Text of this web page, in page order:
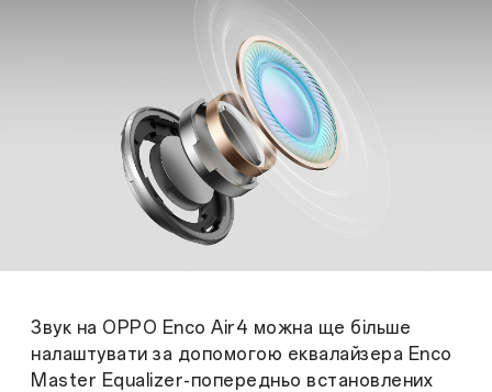
Звук на OPPO Enco Air4 можна ще більше
налаштувати за допомогою еквалайзера Enco
Master Equalizer-попередньо встановлених